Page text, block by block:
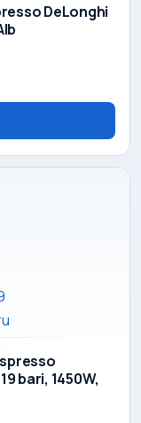
DeLonghi
bari, 1450W,